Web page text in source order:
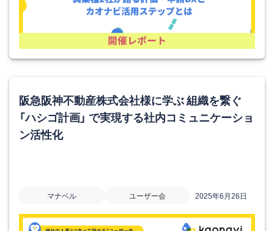
阪急阪神不動産株式会社様に学ぶ 組織を繋ぐ
「ハシゴ計画」 で実現する社内コミュニケーショ
ン活性化
マナベル ユーザー会 2025年6月26日